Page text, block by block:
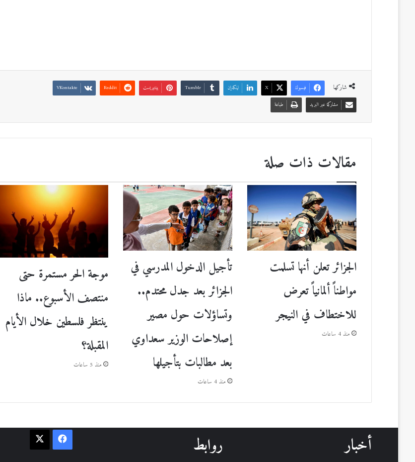
شاركها فيسبوك ‫X لينكدإن بينتيريست
مشاركة عبر البريد
طباعة
مقالات ذات صلة
الجزائر تعلن أنها تسلمت
مواطناً ألمانياً تعرض
للاختطاف في النيجر
منذ 4 ساعات
تأجيل الدخول المدرسي في
الجزائر بعد جدل محتدم..
وتساؤلات حول مصير
إصلاحات الوزير سعداوي
بعد مطالبات بتأجيلها
منذ 4 ساعات
موجة الحر مستمرة حتى
منتصف الأسبوع.. ماذا
ينتظر فلسطين خلال الأيام
المقبلة؟
منذ 5 ساعات
أخبار روابط فيسبوك